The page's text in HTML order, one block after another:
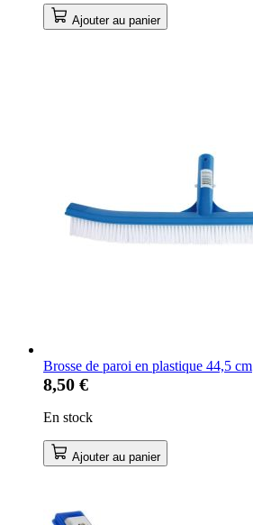
Ajouter au panier
Brosse de paroi en plastique 44,5 cm
8,50 €
En stock
Ajouter au panier